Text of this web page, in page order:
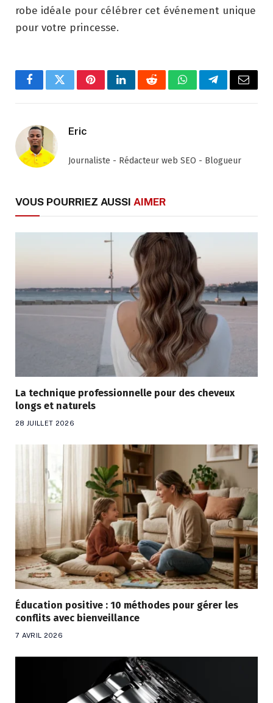
robe idéale pour célébrer cet événement unique
pour votre princesse.
FacebookTwitterPinterestLinkedInRedditWhatsAppTelegramEmail
Eric
Journaliste - Rédacteur web SEO - Blogueur
VOUS POURRIEZ AUSSI AIMER
La technique professionnelle pour des cheveux
longs et naturels
28 JUILLET 2026
Éducation positive : 10 méthodes pour gérer les
conflits avec bienveillance
7 AVRIL 2026